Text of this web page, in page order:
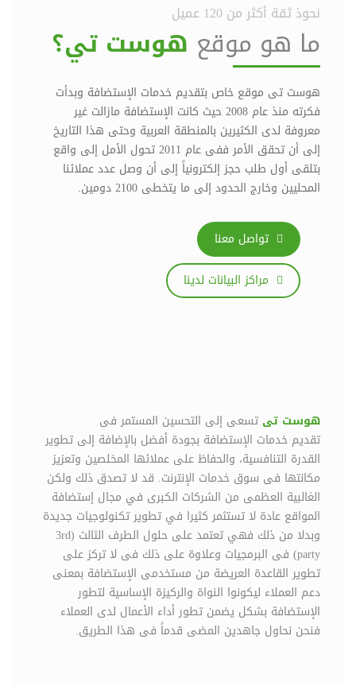
نحوذ ثقة أكثر من 120 عميل
ما هو موقع هوست تي؟
هوست تى موقع خاص بتقديم خدمات الإستضافة وبدأت
فكرته منذ عام 2008 حيث كانت الإستضافة مازالت غير
معروفة لدى الكثيرين بالمنطقة العربية وحتى هذا التاريخ
إلى أن تحقق الأمر ففى عام 2011 تحول الأمل إلى واقع
بتلقى أول طلب حجز إلكترونياً إلى أن وصل عدد عملائنا
المحليين وخارج الحدود إلى ما يتخطى 2100 دومين.
تواصل معنا
مراكز البيانات لدينا
هوست تى تسعى إلى التحسين المستمر فى
تقديم خدمات الإستضافة بجودة أفضل بالإضافة إلى تطوير
القدرة التنافسية، والحفاظ على عملائها المخلصين وتعزيز
مكانتها فى سوق خدمات الإنترنت. قد لا تصدق ذلك ولكن
الغالبية العظمى من الشركات الكبرى في مجال إستضافة
المواقع عادة لا تستثمر كثيرا في تطوير تكنولوجيات جديدة
وبدلا من ذلك فهي تعتمد على حلول الطرف الثالث (3rd
party) فى البرمجيات وعلاوة على ذلك فى لا تركز على
تطوير القاعدة العريضة من مستخدمى الإستضافة بمعنى
دعم العملاء ليكونوا النواة والركيزة الإساسية لتطور
الإستضافة بشكل يضمن تطور أداء الأعمال لدى العملاء
فنحن نحاول جاهدين المضى قدماً فى هذا الطريق.